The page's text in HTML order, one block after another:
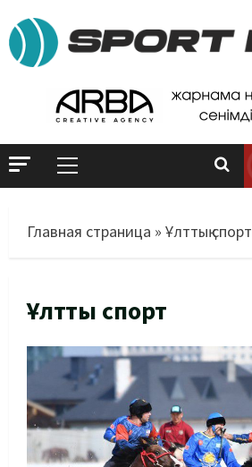
Главная страница » Ұлттық спорт
Ұлттық спорт